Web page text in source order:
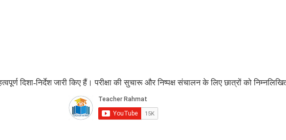
दिशा-निर्देश जारी किए हैं। परीक्षा की सुचारू और निष्पक्ष संचालन के लिए छात्रों को